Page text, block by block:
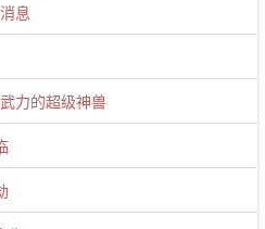
息
力的超级神兽